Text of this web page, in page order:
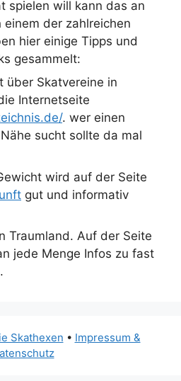
spielen will kann das an
einem der zahlreichen
hier einige Tipps und
gesammelt:
über Skatvereine in
Internetseite
. wer einen
sucht sollte da mal
wird auf der Seite
gut und informativ
Traumland. Auf der Seite
jede Menge Infos zu fast
Skathexen • Impressum &